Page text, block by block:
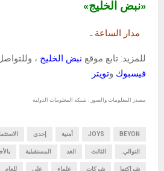
«نبض الخليج»
مدار الساعةـ
للمزيد: تابع موقع نبض الخليج ،
فيسبوك وتويتر
مصدر المعلومات والصور : شبكة المعلومات الدولية
BEYON
JOYS أمنية إحدى
التوالي. الثالث الغد المستقبلية
شراكتها شركات علماء على للعام